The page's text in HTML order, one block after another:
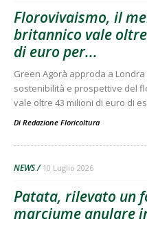
Florovivaismo, il
britannico vale
di euro per...
Green Agorà approda a
sostenibilità e prospettive del
vale oltre 43 milioni di euro di
Di Redazione Floricoltura
NEWS 10 Luglio 2026
Patata, rilevato un
marciume anulare